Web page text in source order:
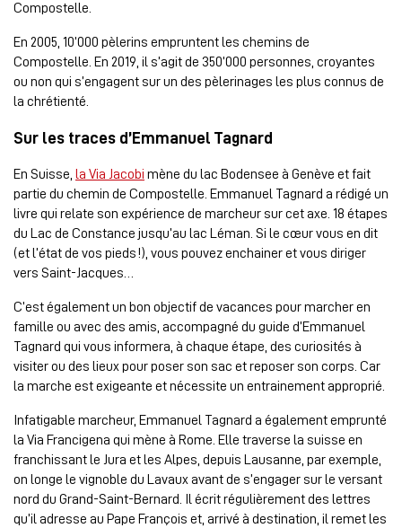
Compostelle.
En 2005, 10’000 pèlerins empruntent les chemins de
Compostelle. En 2019, il s’agit de 350’000 personnes, croyantes
ou non qui s’engagent sur un des pèlerinages les plus connus de
la chrétienté.
Sur les traces d’Emmanuel Tagnard
En Suisse, la Via Jacobi mène du lac Bodensee à Genève et fait
partie du chemin de Compostelle. Emmanuel Tagnard a rédigé un
livre qui relate son expérience de marcheur sur cet axe. 18 étapes
du Lac de Constance jusqu’au lac Léman. Si le cœur vous en dit
(et l’état de vos pieds !), vous pouvez enchainer et vous diriger
vers Saint-Jacques…
C’est également un bon objectif de vacances pour marcher en
famille ou avec des amis, accompagné du guide d’Emmanuel
Tagnard qui vous informera, à chaque étape, des curiosités à
visiter ou des lieux pour poser son sac et reposer son corps. Car
la marche est exigeante et nécessite un entrainement approprié.
Infatigable marcheur, Emmanuel Tagnard a également emprunté
la Via Francigena qui mène à Rome. Elle traverse la suisse en
franchissant le Jura et les Alpes, depuis Lausanne, par exemple,
on longe le vignoble du Lavaux avant de s’engager sur le versant
nord du Grand-Saint-Bernard. Il écrit régulièrement des lettres
qu’il adresse au Pape François et, arrivé à destination, il remet les